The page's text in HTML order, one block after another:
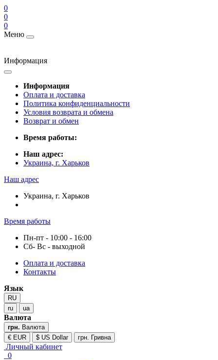
0
0
0
Меню
Информация
Информация
Оплата и доставка
Политика конфиденциальности
Условия возврата и обмена
Возврат и обмен
Время работы:
Наш адрес:
Украина, г. Харьков
Наш адрес
Украина, г. Харьков
Время работы
Пн-пт - 10:00 - 16:00
Сб- Вс - выходной
Оплата и доставка
Контакты
Язык
RU
ru
ua
Валюта
грн. Валюта
€ EUR
$ US Dollar грн. Гривна
Личный кабинет
0